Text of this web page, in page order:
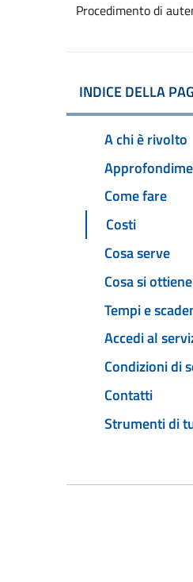
Procedimento di
INDICE DELLA
A chi è rivolto
Come fare
Costi
Cosa serve
Cosa si ottiene
Tempi e
Accedi al
Condizioni di
Contatti
Strumenti di